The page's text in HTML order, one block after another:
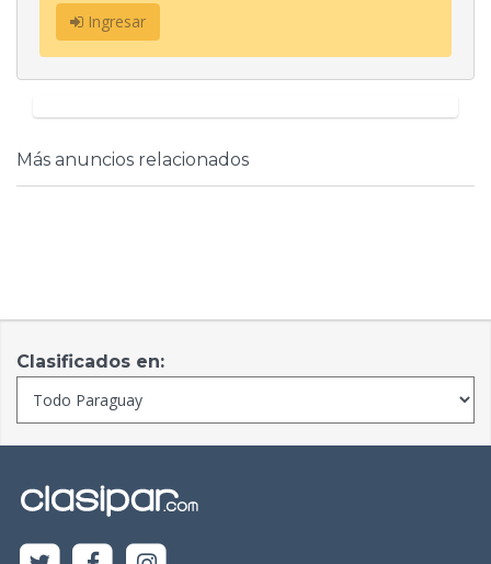
Ingresar
Más anuncios relacionados
Clasificados en: